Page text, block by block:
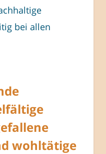
bei allen
wohltätige